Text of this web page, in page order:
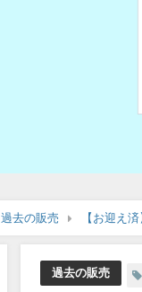
過去の販売 【お迎え
過去の販売